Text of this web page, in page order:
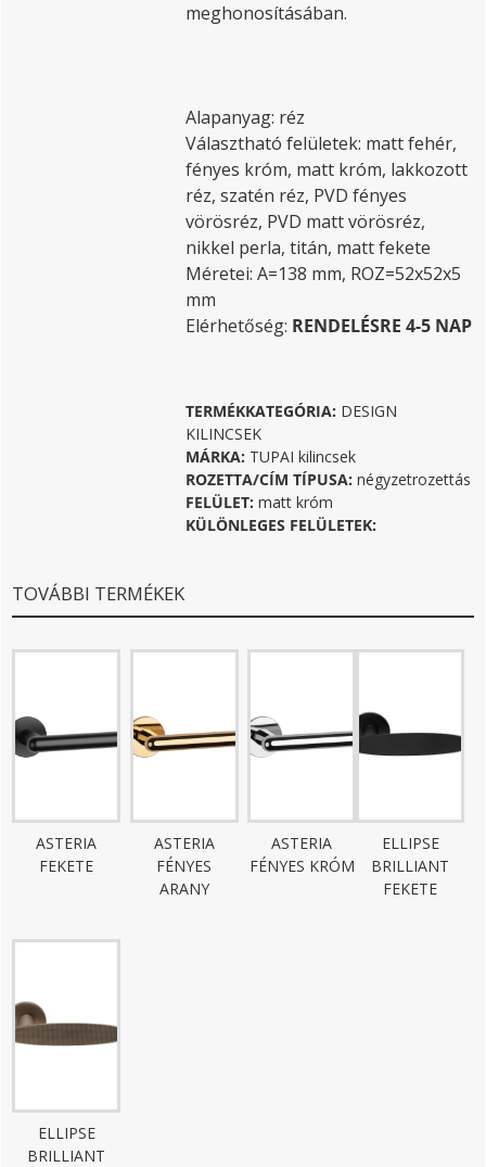
meghonosításában.
Alapanyag: réz
Választható felületek: matt fehér,
fényes króm, matt króm, lakkozott
réz, szatén réz, PVD fényes
vörösréz, PVD matt vörösréz,
nikkel perla, titán, matt fekete
Méretei: A=138 mm, ROZ=52x52x5
mm
Elérhetőség: RENDELÉSRE 4-5 NAP
TERMÉKKATEGÓRIA: DESIGN
KILINCSEK
MÁRKA: TUPAI kilincsek
ROZETTA/CÍM TÍPUSA: négyzetrozettás
FELÜLET: matt króm
KÜLÖNLEGES FELÜLETEK:
TOVÁBBI TERMÉKEK
ASTERIA
FEKETE
ASTERIA
FÉNYES
ARANY
ASTERIA
FÉNYES KRÓM
ELLIPSE
BRILLIANT
FEKETE
ELLIPSE
BRILLIANT